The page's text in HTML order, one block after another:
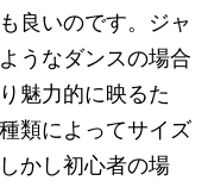
良いのです。ジャ
うなダンスの場合
魅力的に映るた
類によってサイズ
かし初心者の場